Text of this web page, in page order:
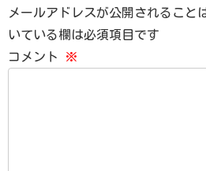
メールアドレスが公開されること
いている欄は必須項目です
コメント
※